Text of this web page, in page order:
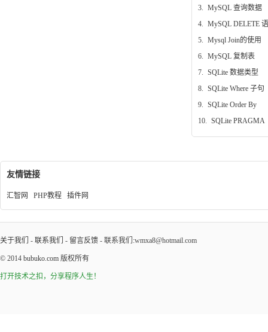
3. MySQL 查询数据
4. MySQL DELETE
5. Mysql Join的使用
6. MySQL 复制表
7. SQLite 数据类型
8. SQLite Where 子句
9. SQLite Order By
10. SQLite PRAGMA
友情链接
汇智网 PHP教程 插件网
关于我们 - 联系我们 - 留言反馈 - 联系我们:wmxa8@hotmail.com
© 2014 bubuko.com 版权所有
打开技术之扣，分享程序人生！